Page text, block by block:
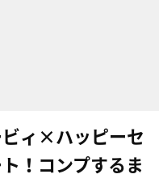
ビィ×ハッピーセ
！コンプするま